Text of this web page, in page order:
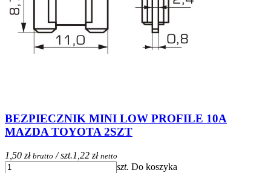
BEZPIECZNIK MINI LOW PROFILE 10A
MAZDA TOYOTA 2SZT
1,50 zł brutto / szt.1,22 zł netto
szt. Do koszyka